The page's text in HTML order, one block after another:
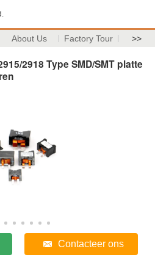
About Us Factory Tour >>
2918 Type SMD/SMT platte
Contacteer ons